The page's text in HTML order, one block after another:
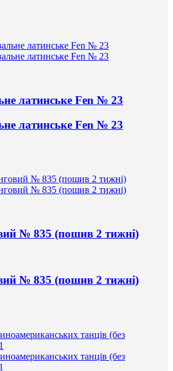
латинське Fen № 23
латинське Fen № 23
№ 835 (пошив 2 тижні)
№ 835 (пошив 2 тижні)